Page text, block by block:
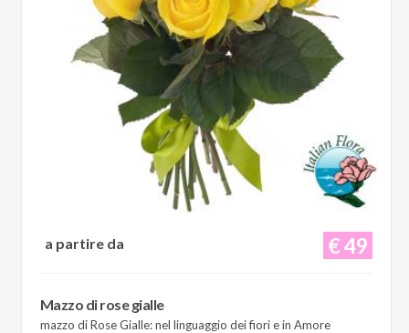
€ 49
a partire da
Mazzo di rose gialle
mazzo di Rose Gialle: nel linguaggio dei fiori e in Amore